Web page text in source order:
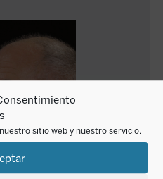
sitio web y nuestro servicio.